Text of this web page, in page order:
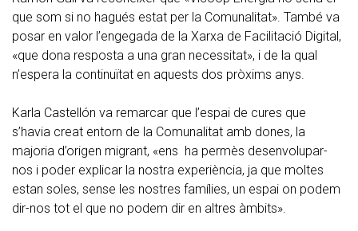
que som si no hagués estat per la Comunalitat». També va
posar en valor l’engegada de la Xarxa de Facilitació Digital,
«que dona resposta a una gran necessitat», i de la qual
n’espera la continuïtat en aquests dos pròxims anys.
Karla Castellón va remarcar que l’espai de cures que
s’havia creat entorn de la Comunalitat amb dones, la
majoria d’origen migrant, «ens ha permès desenvolupar-
nos i poder explicar la nostra experiència, ja que moltes
estan soles, sense les nostres famílies, un espai on podem
dir-nos tot el que no podem dir en altres àmbits».